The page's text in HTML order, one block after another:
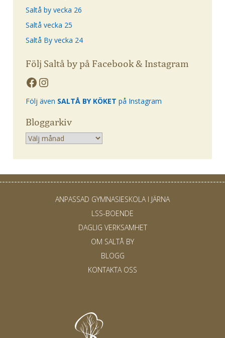
Saltå by vecka 26
Saltå vecka 25
Saltå By vecka 24
Följ Saltå by på Facebook & Instagram
Följ även SALTÅ BY KÖKET på Instagram
Bloggarkiv
Arkiv
ANPASSAD GYMNASIESKOLA I JÄRNA
LSS-BOENDE
DAGLIG VERKSAMHET
OM SALTÅ BY
BLOGG
KONTAKTA OSS